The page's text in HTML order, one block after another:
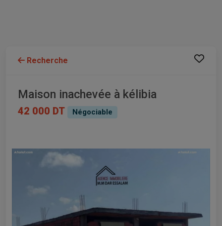
Recherche
Maison inachevée à kélibia
42 000 DT Négociable